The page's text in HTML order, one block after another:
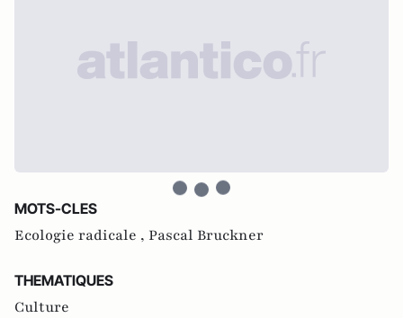
MOTS-CLES
Ecologie radicale , Pascal Bruckner
THEMATIQUES
Culture